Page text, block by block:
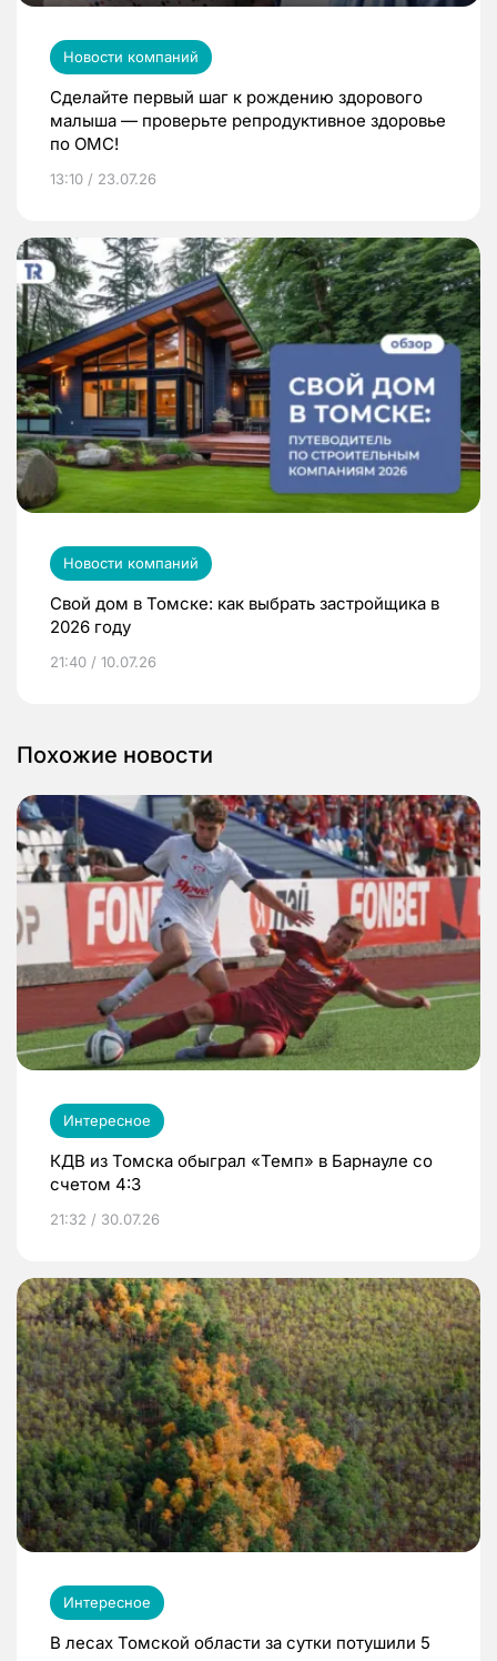
Новости компаний
Сделайте первый шаг к рождению здорового
малыша — проверьте репродуктивное здоровье
по ОМС!
13:10 / 23.07.26
Новости компаний
Свой дом в Томске: как выбрать застройщика в
2026 году
21:40 / 10.07.26
Похожие новости
Интересное
КДВ из Томска обыграл «Темп» в Барнауле со
счетом 4:3
21:32 / 30.07.26
Интересное
В лесах Томской области за сутки потушили 5